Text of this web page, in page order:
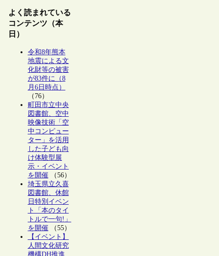
よく読まれている
コンテンツ（本
日）
令和8年熊本
地震による文
化財等の被害
が83件に（8
月6日時点）
（76）
町田市立中央
図書館、空中
映像技術「空
中コンピュー
ター」を活用
した子ども向
け体験型展
示・イベント
を開催（56）
埼玉県立久喜
図書館、休館
日特別イベン
ト「本のタイ
トルで一句!」
を開催（55）
【イベント】
人間文化研究
機構DH推進